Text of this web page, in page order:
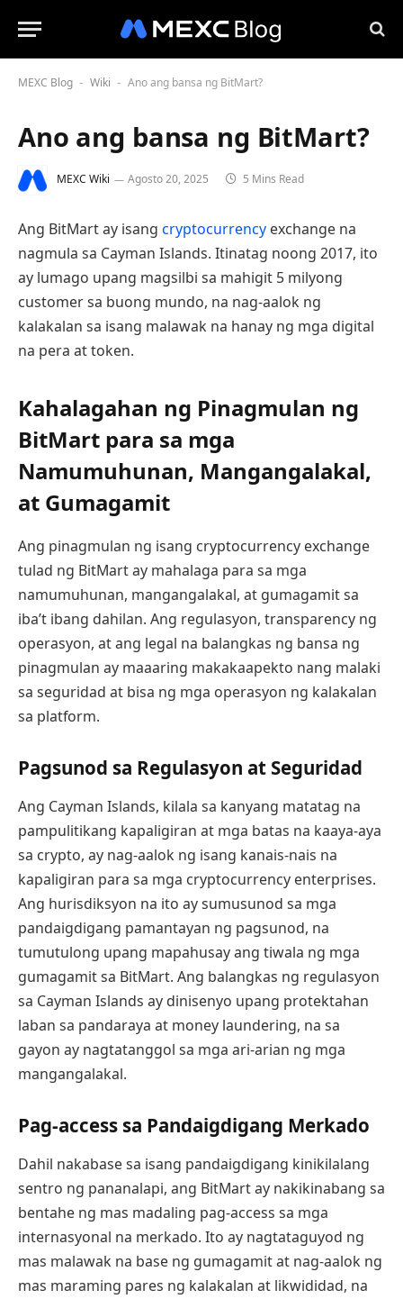
MEXC Blog - Wiki - Ano ang bansa ng BitMart?
Ano ang bansa ng BitMart?
MEXC Wiki Agosto 20, 2025 5 Mins Read
Ang BitMart ay isang cryptocurrency exchange na
nagmula sa Cayman Islands. Itinatag noong 2017, ito
ay lumago upang magsilbi sa mahigit 5 milyong
customer sa buong mundo, na nag-aalok ng
kalakalan sa isang malawak na hanay ng mga digital
na pera at token.
Kahalagahan ng Pinagmulan ng
BitMart para sa mga
Namumuhunan, Mangangalakal,
at Gumagamit
Ang pinagmulan ng isang cryptocurrency exchange
tulad ng BitMart ay mahalaga para sa mga
namumuhunan, mangangalakal, at gumagamit sa
iba’t ibang dahilan. Ang regulasyon, transparency ng
operasyon, at ang legal na balangkas ng bansa ng
pinagmulan ay maaaring makakaapekto nang malaki
sa seguridad at bisa ng mga operasyon ng kalakalan
sa platform.
Pagsunod sa Regulasyon at Seguridad
Ang Cayman Islands, kilala sa kanyang matatag na
pampulitikang kapaligiran at mga batas na kaaya-aya
sa crypto, ay nag-aalok ng isang kanais-nais na
kapaligiran para sa mga cryptocurrency enterprises.
Ang hurisdiksyon na ito ay sumusunod sa mga
pandaigdigang pamantayan ng pagsunod, na
tumutulong upang mapahusay ang tiwala ng mga
gumagamit sa BitMart. Ang balangkas ng regulasyon
sa Cayman Islands ay dinisenyo upang protektahan
laban sa pandaraya at money laundering, na sa
gayon ay nagtatanggol sa mga ari-arian ng mga
mangangalakal.
Pag-access sa Pandaigdigang Merkado
Dahil nakabase sa isang pandaigdigang kinikilalang
sentro ng pananalapi, ang BitMart ay nakikinabang sa
bentahe ng mas madaling pag-access sa mga
internasyonal na merkado. Ito ay nagtataguyod ng
mas malawak na base ng gumagamit at nag-aalok ng
mas maraming pares ng kalakalan at likwididad, na